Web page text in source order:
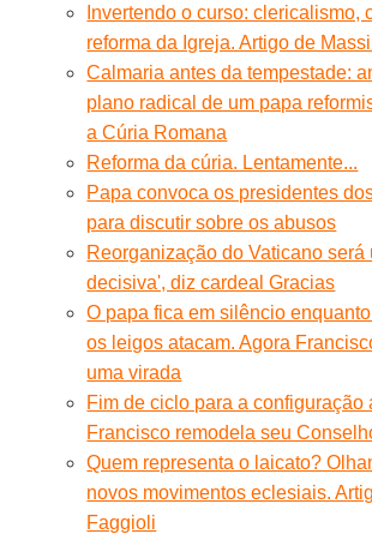
Invertendo o curso: clericalismo,
reforma da Igreja. Artigo de
Calmaria antes da tempestade:
plano radical de um papa
a Cúria Romana
Reforma da cúria. Lentamente...
Papa convoca os presidentes
para discutir sobre os abusos
Reorganização do Vaticano será
decisiva', diz cardeal Gracias
O papa fica em silêncio
os leigos atacam. Agora
uma virada
Fim de ciclo para a configuração
Francisco remodela seu
Quem representa o laicato?
novos movimentos eclesiais.
Faggioli